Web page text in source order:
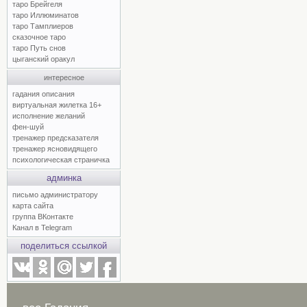
таро Брейгеля
таро Иллюминатов
таро Тамплиеров
сказочное таро
таро Путь снов
цыганский оракул
интересное
гадания описания
виртуальная жилетка 16+
исполнение желаний
фен-шуй
тренажер предсказателя
тренажер ясновидящего
психологическая страничка
админка
письмо администратору
карта сайта
группа ВКонтакте
Канал в Telegram
поделиться ссылкой